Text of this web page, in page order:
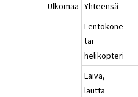
Ulkomaa Yhteensä
Lentokone
tai
helikopteri
Laiva,
lautta